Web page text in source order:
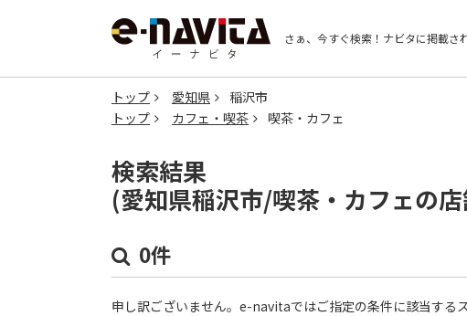
さぁ、今すぐ検索！ ナビタに掲載さ
トップ 愛知県
稲沢市
トップ
カフェ・喫茶 喫茶・カフェ
検索結果
(愛知県稲沢市/喫茶・カフェの店
0件
申し訳ございません。e-navitaではご指定の条件に該当する